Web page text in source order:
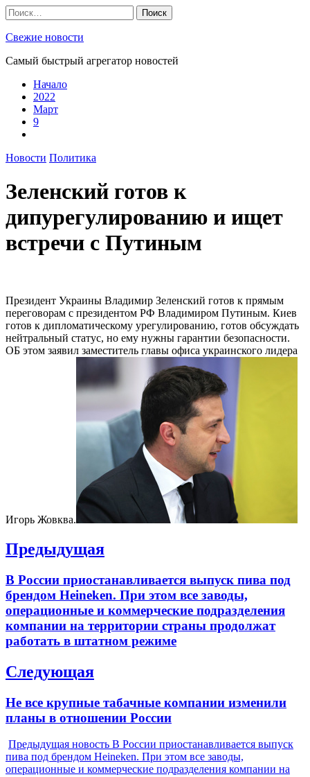
Skip
to
content
Найти:
Свежие новости
Самый быстрый агрегатор новостей
Начало
2022
Март
9
Новости Политика
Зеленский готов к
дипурегулированию и ищет
встречи с Путиным
Президент Украины Владимир Зеленский готов к прямым
переговорам с президентом РФ Владимиром Путиным. Киев
готов к дипломатическому урегулированию, готов обсуждать
нейтральный статус, но ему нужны гарантии безопасности.
ОБ этом заявил заместитель главы офиса украинского лидера
Игорь Жовква.
Навигация
записям
Предыдущая
Previous
post:
В России приостанавливается выпуск пива под
брендом Heineken. При этом все заводы,
операционные и коммерческие подразделения
компании на территории страны продолжат
работать в штатном режиме
Следующая
Next
Не все крупные табачные компании изменили
планы в отношении России
Предыдущая новость В России приостанавливается выпуск
пива под брендом Heineken. При этом все заводы,
операционные и коммерческие подразделения компании на